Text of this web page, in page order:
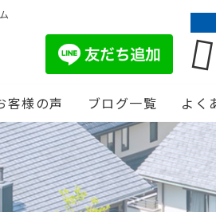
客様の声 ブログ一覧 よく